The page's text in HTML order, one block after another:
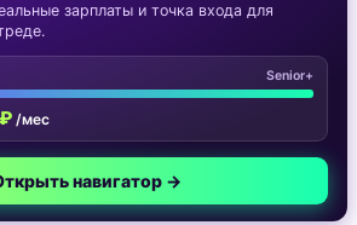
зарплаты и точка входа для
Senior+
/мес
навигатор →